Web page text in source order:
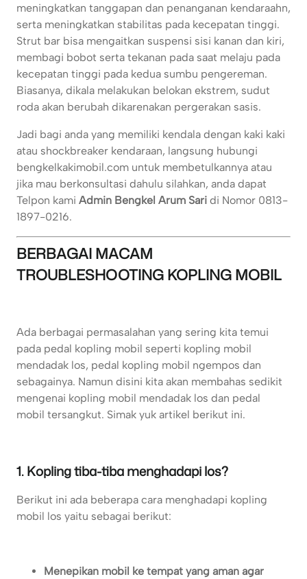
meningkatkan tanggapan dan penanganan kendaraahn,
serta meningkatkan stabilitas pada kecepatan tinggi.
Strut bar bisa mengaitkan suspensi sisi kanan dan kiri,
membagi bobot serta tekanan pada saat melaju pada
kecepatan tinggi pada kedua sumbu pengereman.
Biasanya, dikala melakukan belokan ekstrem, sudut
roda akan berubah dikarenakan pergerakan sasis.
Jadi bagi anda yang memiliki kendala dengan kaki kaki
atau shockbreaker kendaraan, langsung hubungi
bengkelkakimobil.com untuk membetulkannya atau
jika mau berkonsultasi dahulu silahkan, anda dapat
Telpon kami Admin Bengkel Arum Sari di Nomor 0813-
1897-0216.
BERBAGAI MACAM
TROUBLESHOOTING KOPLING MOBIL
Ada berbagai permasalahan yang sering kita temui
pada pedal kopling mobil seperti kopling mobil
mendadak los, pedal kopling mobil ngempos dan
sebagainya. Namun disini kita akan membahas sedikit
mengenai kopling mobil mendadak los dan pedal
mobil tersangkut. Simak yuk artikel berikut ini.
1. Kopling tiba-tiba menghadapi los?
Berikut ini ada beberapa cara menghadapi kopling
mobil los yaitu sebagai berikut:
Menepikan mobil ke tempat yang aman agar